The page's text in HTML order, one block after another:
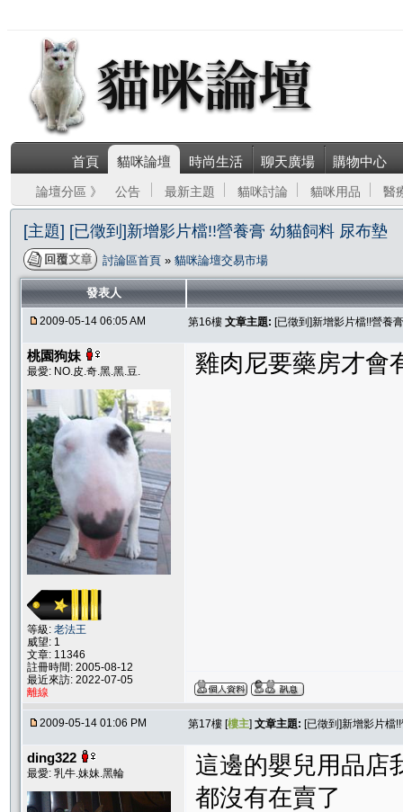
首頁 貓咪論壇 時尚生活 聊天廣場 購物中心
論壇分區 》 公告 最新主題 貓咪討論 貓咪用品 醫
[主題] [已徵到]新增影片檔!!營養膏 幼貓飼料 尿布墊
討論區首頁 » 貓咪論壇交易市場
發表人
2009-05-14 06:05 AM 第16樓 文章主題: [已徵到]新增影片檔!!營養
桃園狗妹
最愛: NO.皮.奇.黑.黑.豆.
等級: 老法王
威望: 1
文章: 11346
註冊時間: 2005-08-12
最近來訪: 2022-07-05
離線
雞肉尼要藥房才會
2009-05-14 01:06 PM 第17樓 [樓主] 文章主題: [已徵到]新增影片檔
ding322
最愛: 乳牛.妹妹.黑輪
這邊的嬰兒用品店
都沒有在賣了